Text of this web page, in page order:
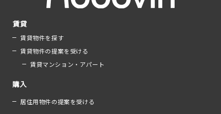
賃貸
賃貸物件を探す
賃貸物件の提案を受ける
賃貸マンション・アパート
購入
居住用物件の提案を受ける